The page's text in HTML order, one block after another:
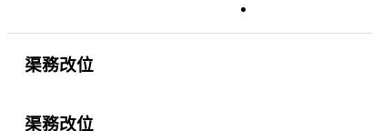
渠務改位
渠務改位